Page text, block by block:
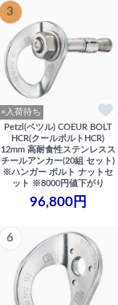
3
×入荷待ち
Petzl(ペツル) COEUR BOLT
HCR(クールボルトHCR)
12mm 高耐食性ステンレスス
チールアンカー(20組 セット)
※ハンガー ボルト ナットセ
ット ※8000円値下がり
96,800円
6